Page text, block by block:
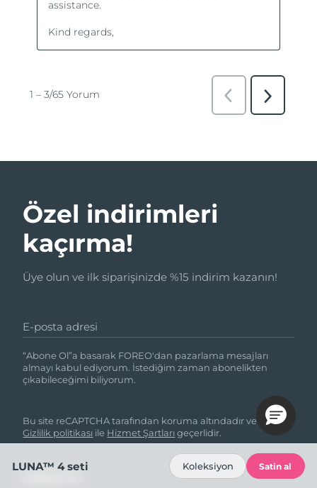
Özel indirimleri
kaçırma!
Üye olun ve ilk siparişinizde %15 indirim kazanın!
E-posta adresi
“Abone Ol”a basarak FOREO'dan pazarlama mesajları
almayı kabul ediyorum. İstediğim zaman abonelikten
çıkabileceğimi biliyorum.
Bu site reCAPTCHA tarafından koruma altındadır ve Google
Gizlilik politikası ile Hizmet Şartlarıgeçerlidir.
LUNA™ 4 seti Koleksiyon Satin al